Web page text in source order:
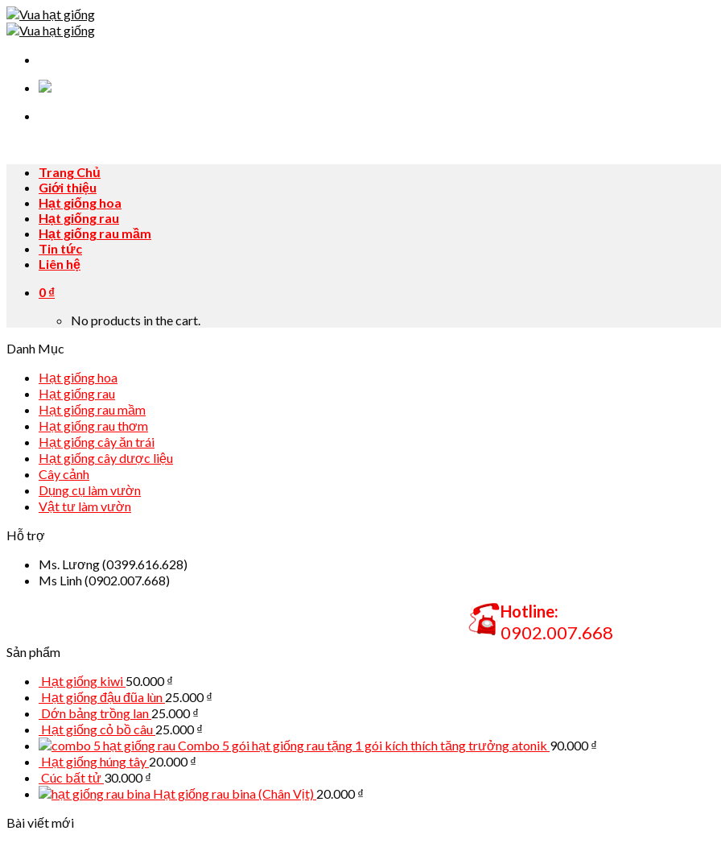
Skip
to
Trang Chủ
Giới thiệu
Hạt giống hoa
Hạt giống rau
Hạt giống rau mầm
Tin tức
Liên hệ
0 ₫
No products in the cart.
Danh Mục
Hạt giống hoa
Hạt giống rau
Hạt giống rau mầm
Hạt giống rau thơm
Hạt giống cây ăn trái
Hạt giống cây dược liệu
Cây cảnh
Dụng cụ làm vườn
Vật tư làm vườn
Hỗ trợ
Ms. Lương (0399.616.628)
Ms Linh (0902.007.668)
Hotline:
0902.007.668
Sản phẩm
Hạt giống kiwi 50.000₫
Hạt giống đậu đũa lùn 25.000₫
Dớn bảng trồng lan 25.000₫
Hạt giống cỏ bồ câu 25.000₫
Combo 5 gói hạt giống rau tặng 1 gói kích thích tăng trưởng atonik 90.000₫
Hạt giống húng tây 20.000₫
Cúc bất tử 30.000₫
Hạt giống rau bina (Chân Vịt) 20.000₫
Bài viết mới